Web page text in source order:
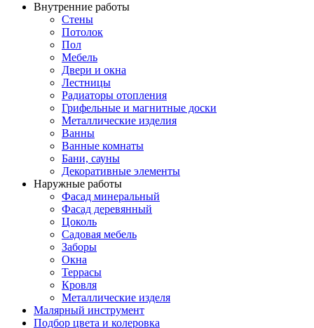
Внутренние работы
Стены
Потолок
Пол
Мебель
Двери и окна
Лестницы
Радиаторы отопления
Грифельные и магнитные доски
Металлические изделия
Ванны
Ванные комнаты
Бани, сауны
Декоративные элементы
Наружные работы
Фасад минеральный
Фасад деревянный
Цоколь
Садовая мебель
Заборы
Окна
Террасы
Кровля
Металлические изделя
Малярный инструмент
Подбор цвета и колеровка